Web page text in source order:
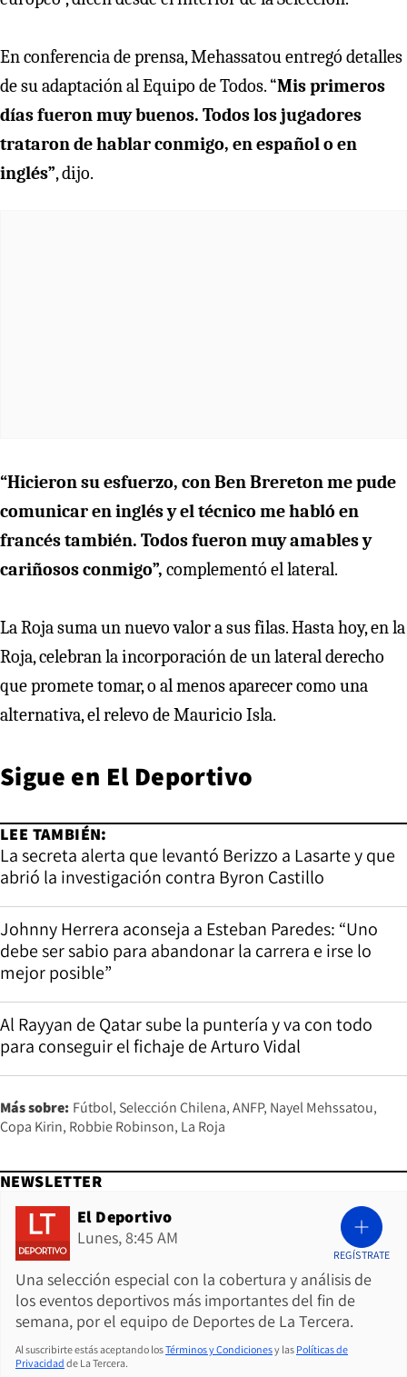
En conferencia de prensa, Mehassatou entregó detalles
de su adaptación al Equipo de Todos. “Mis primeros
días fueron muy buenos. Todos los jugadores
trataron de hablar conmigo, en español o en
inglés”, dijo.
“Hicieron su esfuerzo, con Ben Brereton me pude
comunicar en inglés y el técnico me habló en
francés también. Todos fueron muy amables y
cariñosos conmigo”, complementó el lateral.
La Roja suma un nuevo valor a sus filas. Hasta hoy, en la
Roja, celebran la incorporación de un lateral derecho
que promete tomar, o al menos aparecer como una
alternativa, el relevo de Mauricio Isla.
Sigue en El Deportivo
LEE TAMBIÉN:
La secreta alerta que levantó Berizzo a Lasarte y que
abrió la investigación contra Byron Castillo
Johnny Herrera aconseja a Esteban Paredes: “Uno
debe ser sabio para abandonar la carrera e irse lo
mejor posible”
Al Rayyan de Qatar sube la puntería y va con todo
para conseguir el fichaje de Arturo Vidal
Más sobre: Fútbol Selección Chilena ANFP Nayel Mehssatou
Copa Kirin Robbie Robinson La Roja
NEWSLETTER
El Deportivo
Lunes, 8:45 AM
Una selección especial con la cobertura y análisis de
los eventos deportivos más importantes del fin de
semana, por el equipo de Deportes de La Tercera.
REGÍSTRATE
Al suscribirte estás aceptando losTérminos y Condicionesy las Políticas de
Privacidad de La Tercera.